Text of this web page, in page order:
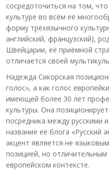
сосредоточиться на том,
культуре во всём её
форму трёхязычного
английский, французский),
Швейцарии, её приёмной
отличается своей
Надежда Сикорская
голос», а как голос
имеющей более 30 лет
культуры. Она
посредника между русскими
название её блога «Русский
акцент является не
позицией, но
европейском контексте.